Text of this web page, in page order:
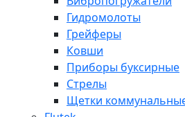
Гидромолоты
Грейферы
Ковши
Приборы буксирные
Стрелы
Щетки